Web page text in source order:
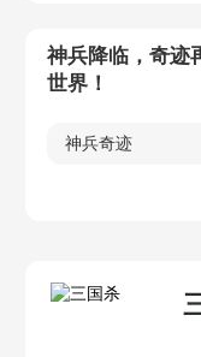
神兵降临，奇迹
世界！
神兵奇迹